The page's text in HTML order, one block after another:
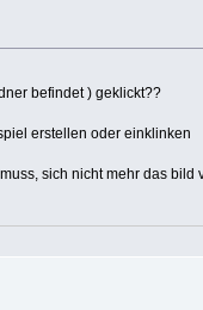
befindet ) geklickt??
erstellen oder einklinken
sich nicht mehr das bild